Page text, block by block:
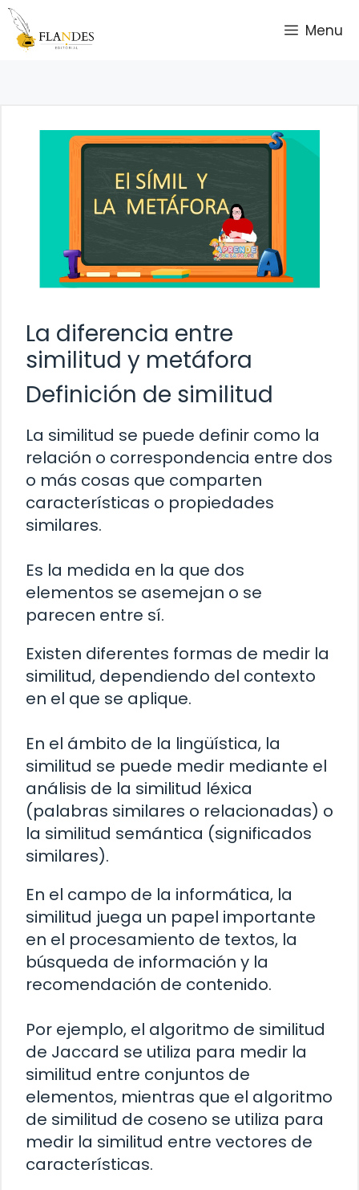
Saltar
contenido
Menu
La diferencia entre
similitud y metáfora
Definición de similitud
La similitud se puede definir como la
relación o correspondencia entre dos
o más cosas que comparten
características o propiedades
similares.
Es la medida en la que dos
elementos se asemejan o se
parecen entre sí.
Existen diferentes formas de medir la
similitud, dependiendo del contexto
en el que se aplique.
En el ámbito de la lingüística, la
similitud se puede medir mediante el
análisis de la similitud léxica
(palabras similares o relacionadas) o
la similitud semántica (significados
similares).
En el campo de la informática, la
similitud juega un papel importante
en el procesamiento de textos, la
búsqueda de información y la
recomendación de contenido.
Por ejemplo, el algoritmo de similitud
de Jaccard se utiliza para medir la
similitud entre conjuntos de
elementos, mientras que el algoritmo
de similitud de coseno se utiliza para
medir la similitud entre vectores de
características.